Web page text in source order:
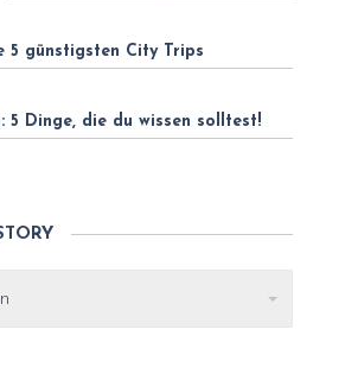
5 günstigsten City Trips
5 Dinge, die du wissen solltest!